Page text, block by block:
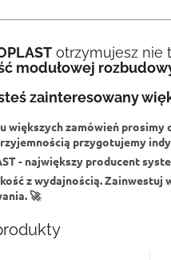
otrzymujesz nie
modułowej
zainteresowany
większych zamówień prosimy
przygotujemy
- największy producent
z wydajnością.
🚀